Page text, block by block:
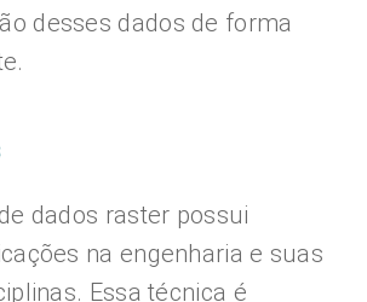
desses dados de forma
dados raster possui
na engenharia e suas
Essa técnica é